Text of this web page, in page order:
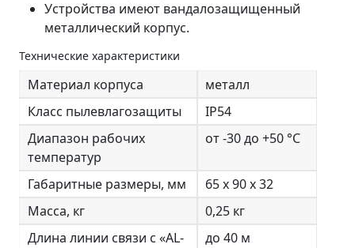
Устройства имеют вандалозащищенный
металлический корпус.
Технические характеристики
Материал корпуса
металл
Класс пылевлагозащиты
IP54
Диапазон рабочих
температур
от -30 до +50 °C
Габаритные размеры, мм
65 х 90 х 32
Масса, кг
0,25 кг
Длина линии связи с «AL-
до 40 м